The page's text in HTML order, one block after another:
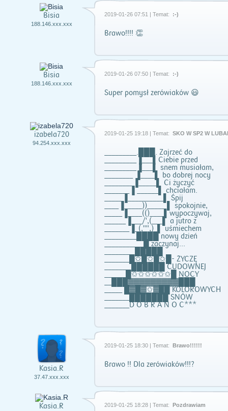
Bisia
188.146.xxx.xxx
2019-01-26 07:51 | Temat: :-)
Brawo!!!! 👏
Bisia
188.146.xxx.xxx
2019-01-26 07:50 | Temat: :-)
Super pomysł zerówiaków 😃
izabela720
94.254.xxx.xxx
2019-01-25 19:18 | Temat: SKO W SP2 W
_________.███. Zajrzeć do
_________▐___▌Ciebie przed
_________▐___▌ snem musiałam,
________ ▐____▌ bo dobrej nocy
________▐_____▌ Ci życzyć
_______▐ ______▌ chciałam.
_____▐__________▌ Śpij
____▐_____))_____ ▌ spokojnie,
_____▐____(()____▌wypoczywaj,
______▐___/',(___▌ a jutro z
_______▐_(,"",)_▌ uśmiechem
_________████ nowy dzień
___________█ zaczynaj...
________ █████
_______█✩█✩█✩█- ŻYCZĘ
_______ ██████ CUDOWNEJ
______█✩✩✩✩✩✩█ NOCY
__███▓▓▓▓▓▓▓▓▓███
_____ █▓█▓✩▓██ KOLOROWYCH
_______███████ SNÓW
_______D O B R A N O C***
Kasia.R
37.47.xxx.xxx
2019-01-25 18:30 | Temat: Brawo!!!!!!
Brawo !! Dla zerówiaków!!!?
Kasia.R 2019-01-25 18:28 | Temat: Pozdrawiam